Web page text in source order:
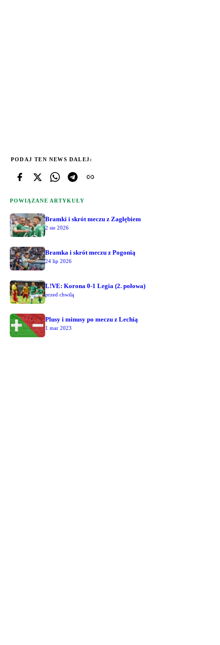
PODAJ TEN NEWS DALEJ:
POWIĄZANE ARTYKUŁY
Bramki i skrót meczu z Zagłębiem
2 sie 2026
Bramka i skrót meczu z Pogonią
24 lip 2026
L!VE: Korona 0-1 Legia (2. połowa)
przed chwilą
Plusy i minusy po meczu z Lechią
1 mar 2023